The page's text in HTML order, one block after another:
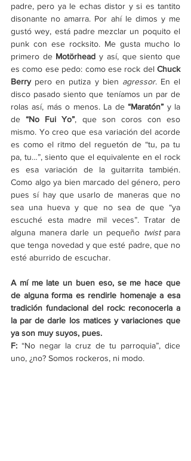
padre, pero ya le echas distor y si es tantito
disonante no amarra. Por ahí le dimos y me
gustó wey, está padre mezclar un poquito el
punk con ese rocksito. Me gusta mucho lo
primero de Motörhead y así, que siento que
es como ese pedo: como ese rock del Chuck
Berry pero en putiza y bien agressor. En el
disco pasado siento que teníamos un par de
rolas así, más o menos. La de “Maratón” y la
de “No Fui Yo”, que son coros con eso
mismo. Yo creo que esa variación del acorde
es como el ritmo del reguetón de “tu, pa tu
pa, tu…”, siento que el equivalente en el rock
es esa variación de la guitarrita también.
Como algo ya bien marcado del género, pero
pues sí hay que usarlo de maneras que no
sea una hueva y que no sea de que “ya
escuché esta madre mil veces”. Tratar de
alguna manera darle un pequeño twist para
que tenga novedad y que esté padre, que no
esté aburrido de escuchar.
A mí me late un buen eso, se me hace que
de alguna forma es rendirle homenaje a esa
tradición fundacional del rock: reconocerla a
la par de darle los matices y variaciones que
ya son muy suyos, pues.
F: “No negar la cruz de tu parroquia”, dice
uno, ¿no? Somos rockeros, ni modo.